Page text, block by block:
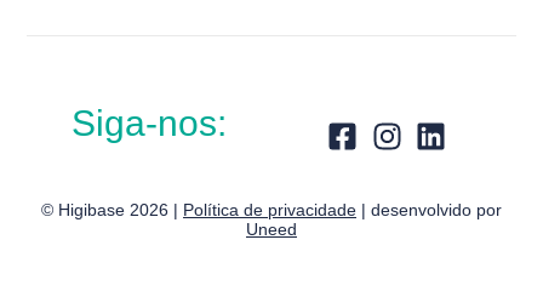
Siga-nos:
© Higibase 2026 | Política de privacidade | desenvolvido por
Uneed